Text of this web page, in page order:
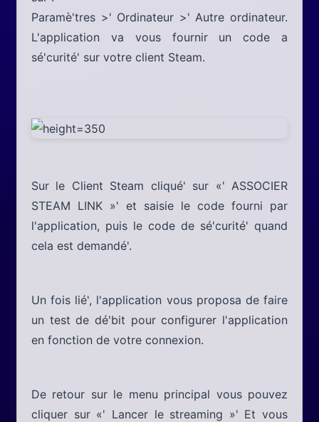
Paramè'tres >' Ordinateur >' Autre ordinateur.
L'application va vous fournir un code a
sé'curité' sur votre client Steam.
Sur le Client Steam cliqué' sur «' ASSOCIER
STEAM LINK »' et saisie le code fourni par
l'application, puis le code de sé'curité' quand
cela est demandé'.
Un fois lié', l'application vous proposa de faire
un test de dé'bit pour configurer l'application
en fonction de votre connexion.
De retour sur le menu principal vous pouvez
cliquer sur «' Lancer le streaming »' Et vous